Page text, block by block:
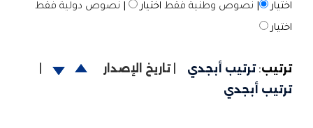
اختيار
| نصوص وطنية فقط اختيار | نصوص دولية فقط
اختيار
ترتيب: ترتيب أبجدي | تاريخ الإصدار
|
ترتيب أبجدي